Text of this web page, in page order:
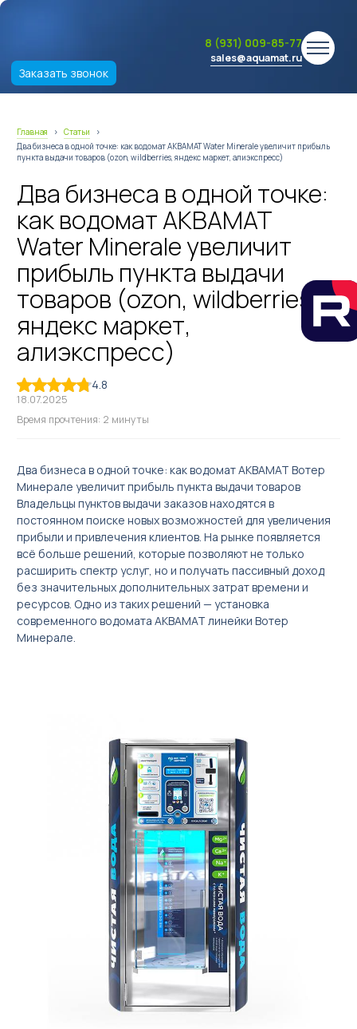
Заказать звонок
8 (931) 009-85-77
sales@aquamat.ru
Акваматы фильтрованной воды
Акваматы с привозной водой
Модули розлива
Системы очистки воды
Комплектующие к акваматам
🌟 Брендирование бизнеса
Сопутствующее оборудование для продажи чистой воды в
розлив
Бизнес под ключ
Мониторинг вендинговых автоматов
Главная › Статьи
›
Два бизнеса в одной точке: как водомат АКВАМАТ Water Minerale увеличит прибыль
пункта выдачи товаров (ozon, wildberries, яндекс маркет, алиэкспресс)
Два бизнеса в одной точке:
как водомат АКВАМАТ
Water Minerale увеличит
прибыль пункта выдачи
товаров (ozon, wildberries,
яндекс маркет,
алиэкспресс)
4.8
18.07.2025
Время прочтения: 2 минуты
Два бизнеса в одной точке: как водомат АКВАМАТ Вотер
Минерале увеличит прибыль пункта выдачи товаров
Владельцы пунктов выдачи заказов находятся в
постоянном поиске новых возможностей для увеличения
прибыли и привлечения клиентов. На рынке появляется
всё больше решений, которые позволяют не только
расширить спектр услуг, но и получать пассивный доход
без значительных дополнительных затрат времени и
ресурсов. Одно из таких решений — установка
современного водомата АКВАМАТ линейки Вотер
Минерале.